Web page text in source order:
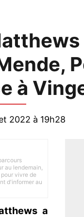
à
2022 à 19h28
au lendemain,
vivre de
d'informer au
a